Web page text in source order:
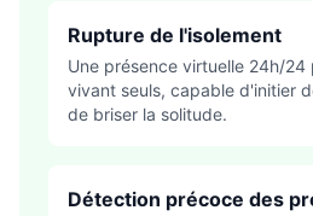
Rupture de l'isolement
Une présence virtuelle 24h/24
vivant seuls, capable d'initier
de briser la solitude.
Détection précoce des